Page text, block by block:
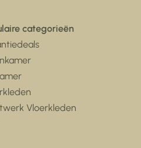
categorieën
Vloerkleden